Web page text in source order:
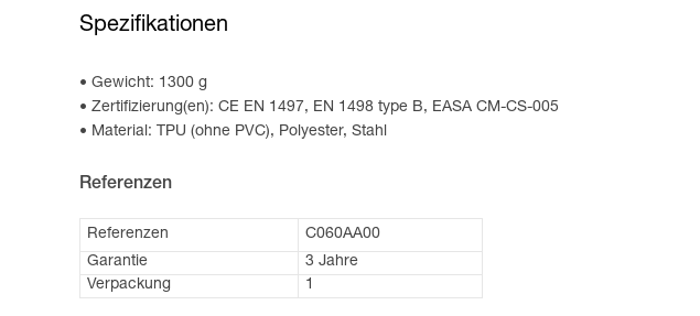
Spezifikationen
Gewicht: 1300 g
Zertifizierung(en): CE EN 1497, EN 1498 type B, EASA CM-CS-005
Material: TPU (ohne PVC), Polyester, Stahl
Referenzen
Referenzen
C060AA00
Garantie
3 Jahre
Verpackung
1